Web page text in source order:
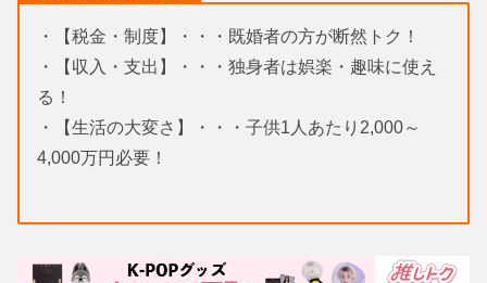
・【税金・制度】・・・既婚者の方が断然トク！
・【収入・支出】・・・独身者は娯楽・趣味に使え
る！
・【生活の大変さ】・・・子供1人あたり2,000～
4,000万円必要！